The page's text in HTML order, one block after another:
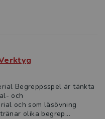
Begreppsspel är tänkta
och
och som läsövning
olika begrep...